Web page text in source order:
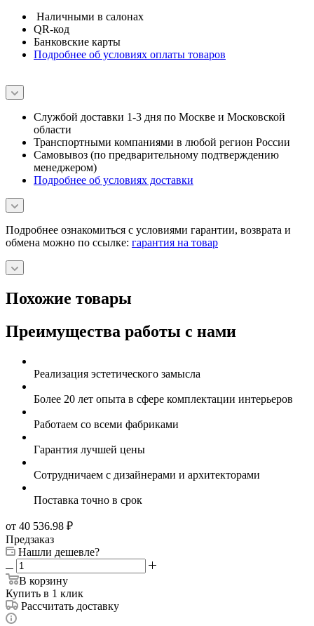
Наличными в салонах
QR-код
Банковские карты
Подробнее об условиях оплаты товаров
Службой доставки 1-3 дня по Москве и Московской
области
Транспортными компаниями в любой регион России
Самовывоз (по предварительному подтверждению
менеджером)
Подробнее об условиях доставки
Подробнее ознакомиться с условиями гарантии, возврата и
обмена можно по ссылке: гарантия на товар
Похожие товары
Преимущества работы с нами
Реализация эстетического замысла
Более 20 лет опыта в сфере комплектации интерьеров
Работаем со всеми фабриками
Гарантия лучшей цены
Сотрудничаем с дизайнерами и архитекторами
Поставка точно в срок
от 40 536.98 ₽
Предзаказ
Нашли дешевле?
В корзину
Купить в 1 клик
Рассчитать доставку